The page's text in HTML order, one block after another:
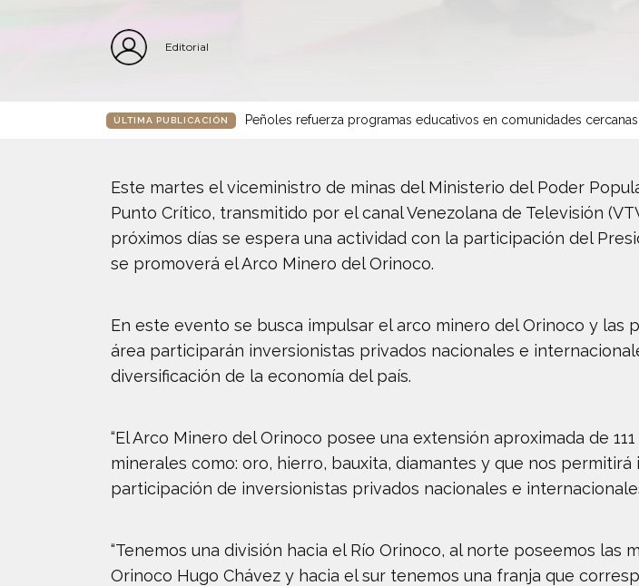
Editorial
ÚLTIMA PUBLICACIÓN Peñoles refuerza programas educativos en comunidades
Este martes el viceministro de minas del Ministerio del Poder
Punto Crítico, transmitido por el canal Venezolana de Televisión
próximos días se espera una actividad con la participación del
se promoverá el Arco Minero del Orinoco.
En este evento se busca impulsar el arco minero del Orinoco y
área participarán inversionistas privados nacionales e
diversificación de la economía del país.
“El Arco Minero del Orinoco posee una extensión aproximada de
minerales como: oro, hierro, bauxita, diamantes y que nos
participación de inversionistas privados nacionales e
“Tenemos una división hacia el Río Orinoco, al norte poseemos
Orinoco Hugo Chávez y hacia el sur tenemos una franja que